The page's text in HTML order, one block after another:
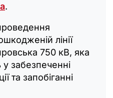
.
лінії
750 кВ, яка
у забезпеченні
та запобіганні